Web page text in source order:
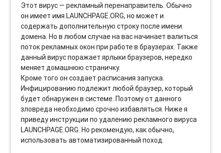
Этот вирус — рекламный перенаправитель. Обычно
он имеет имя LAUNCHPAGE.ORG, но может и
содержать дополнительную строку после имени
домена. Но в любом случае на вас начинает валиться
поток рекламных окон при работе в браузерах. Также
данный вирус поражает ярлыки браузеров, нередко
меняет домашнюю страничку.
Кроме того он создает расписания запуска.
Инфицированию подлежит любой браузер, который
будет обнаружен в системе. Поэтому от данного
зловреда необходимо срочно избавляться. Ниже я
приведу инструкции по удалению рекламного вируса
LAUNCHPAGE.ORG. Но рекомендую, как обычно,
использовать автоматизированный поход.